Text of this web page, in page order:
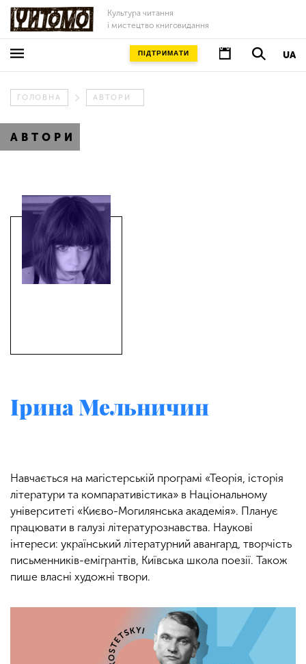
Культура читання
і мистецтво книговидання
UA
ПІДТРИМАТИ
ГОЛОВНА АВТОРИ
АВТОРИ
Ірина Мельничин
Навчається на магістерській програмі «Теорія, історія
літератури та компаративістика» в Національному
університеті «Києво-Могилянська академія». Планує
працювати в галузі літературознавства. Наукові
інтереси: український літературний авангард, творчість
письменників-емігрантів, Київська школа поезії. Також
пише власні художні твори.